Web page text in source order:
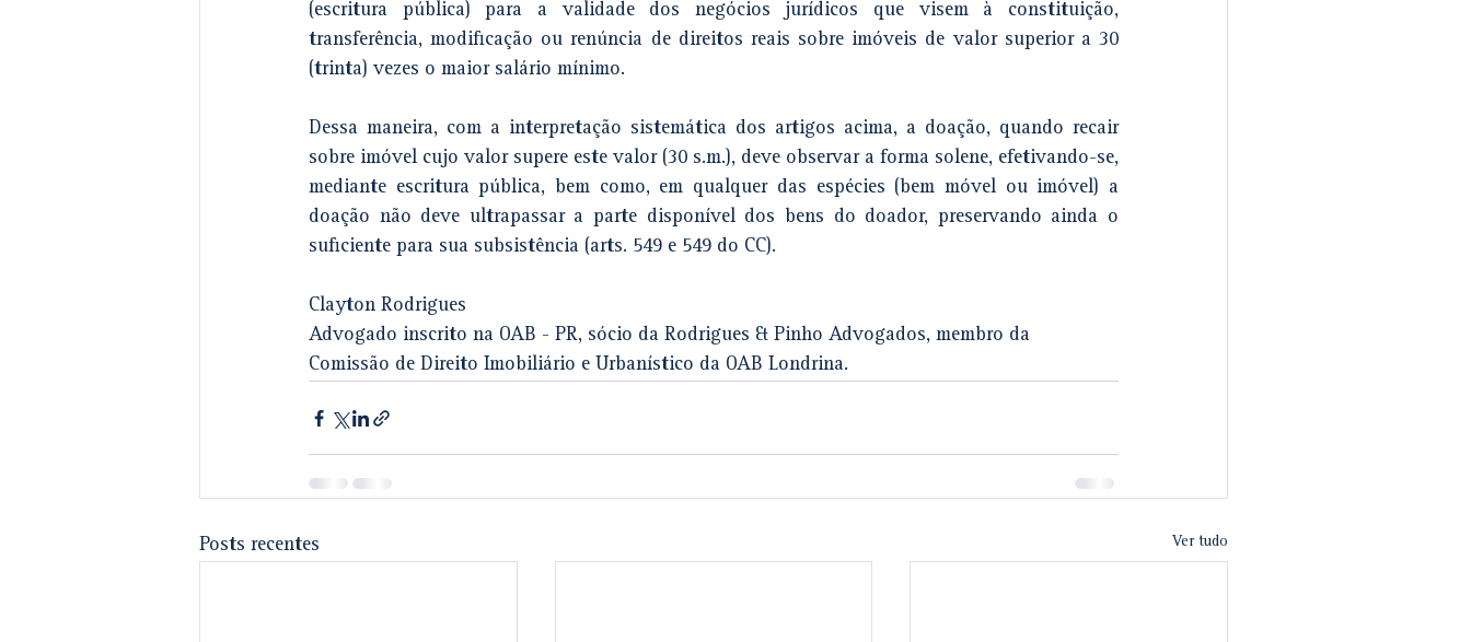
(escritura pública) para a validade dos negócios jurídicos que visem à constituição,
transferência, modificação ou renúncia de direitos reais sobre imóveis de valor superior a 30
(trinta) vezes o maior salário mínimo.
Dessa maneira, com a interpretação sistemática dos artigos acima, a doação, quando recair
sobre imóvel cujo valor supere este valor (30 s.m.), deve observar a forma solene, efetivando-se,
mediante escritura pública, bem como, em qualquer das espécies (bem móvel ou imóvel) a
doação não deve ultrapassar a parte disponível dos bens do doador, preservando ainda o
suficiente para sua subsistência (arts. 549 e 549 do CC).
Clayton Rodrigues
Advogado inscrito na OAB - PR, sócio da Rodrigues & Pinho Advogados, membro da
Comissão de Direito Imobiliário e Urbanístico da OAB Londrina.
Posts recentes Ver tudo